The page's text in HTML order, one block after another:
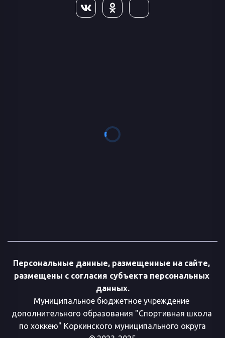
Персональные данные, размещенные на сайте,
размещены с согласия субъекта персональных
данных.
Муниципальное бюджетное учреждение
дополнительного образования "Спортивная школа
по хоккею" Коркинского муниципального округа